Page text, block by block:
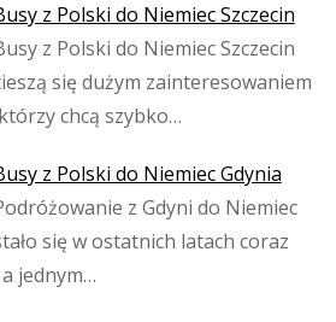
z Polski do Niemiec Szczecin
z Polski do Niemiec Szczecin
się dużym zainteresowaniem
chcą szybko…
z Polski do Niemiec Gdynia
z Gdyni do Niemiec
się w ostatnich latach coraz
jednym…